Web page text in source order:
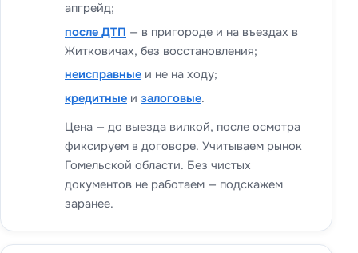
апгрейд;
после ДТП — в пригороде и на въездах в
Житковичах, без восстановления;
неисправные и не на ходу;
кредитные и залоговые.
Цена — до выезда вилкой, после осмотра
фиксируем в договоре. Учитываем рынок
Гомельской области. Без чистых
документов не работаем — подскажем
заранее.